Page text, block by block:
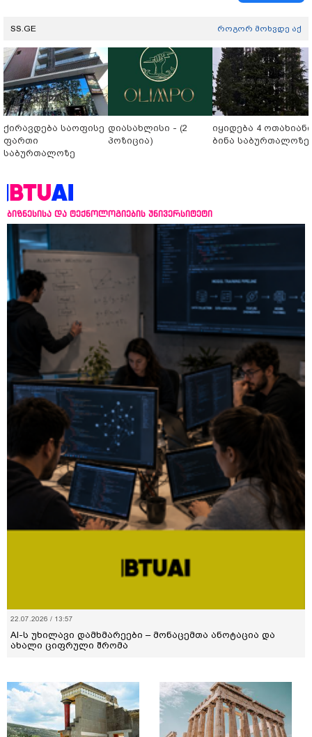
SS.GE როგორ მოხვდე აქ
ქირავდება საოფისე
ფართი
საბურთალოზე
დიასახლისი - (2
პოზიცია)
იყიდება 4 ოთახიანი
ბინა საბურთალოზე
ბიზნესისა და ტექნოლოგიების უნივერსიტეტი
22.07.2026 / 13:57
AI-ს უხილავი დამხმარეები – მონაცემთა ანოტაცია და
ახალი ციფრული შრომა